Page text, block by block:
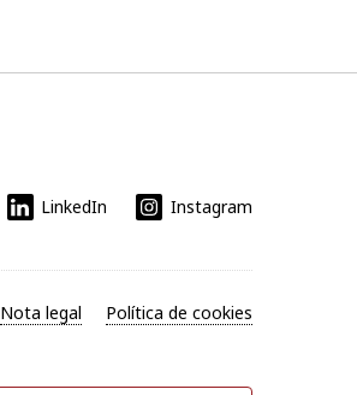
LinkedIn Instagram
Nota legal Política de cookies